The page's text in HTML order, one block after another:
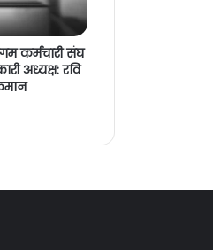
कर्मचारी संघ
अध्यक्ष: रवि